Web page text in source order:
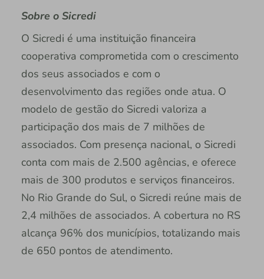
Sobre o Sicredi
O Sicredi é uma instituição financeira
cooperativa comprometida com o crescimento
dos seus associados e com o
desenvolvimento das regiões onde atua. O
modelo de gestão do Sicredi valoriza a
participação dos mais de 7 milhões de
associados. Com presença nacional, o Sicredi
conta com mais de 2.500 agências, e oferece
mais de 300 produtos e serviços financeiros.
No Rio Grande do Sul, o Sicredi reúne mais de
2,4 milhões de associados. A cobertura no RS
alcança 96% dos municípios, totalizando mais
de 650 pontos de atendimento.